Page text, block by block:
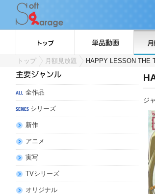
トップ 月額見放題 HAPPY LESSON THE
全作品
シリーズ
新作
アニメ
実写
TVシリーズ
オリジナル
ジ